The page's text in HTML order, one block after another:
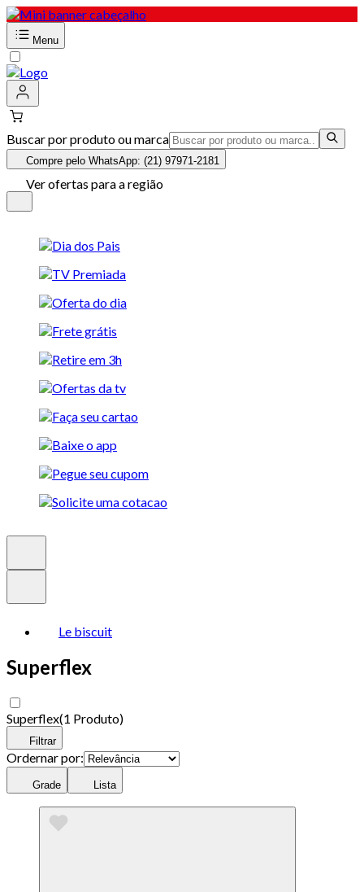
Menu
Buscar por produto ou marca
Compre pelo WhatsApp: (21) 97971-2181
Ver ofertas para a região
Le biscuit
Superflex
Superflex(1 Produto)
Filtrar
Ordernar por:
Grade Lista